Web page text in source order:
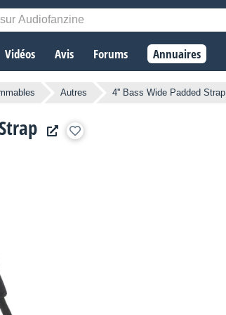
Vidéos Avis Forums Annuaires
Autres 4'' Bass Wide Padded Strap